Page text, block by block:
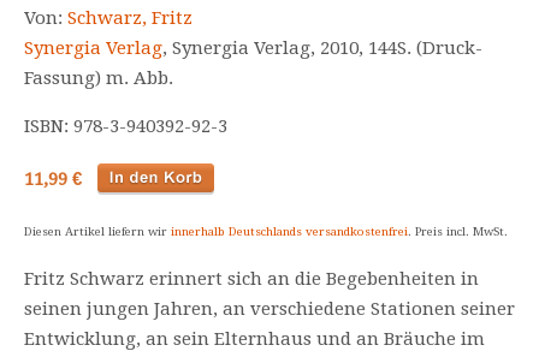
Von: Schwarz, Fritz
Synergia Verlag, Synergia Verlag, 2010, 144S. (Druck-
Fassung) m. Abb.
ISBN: 978-3-940392-92-3
11,99 €
Diesen Artikel liefern wir innerhalb Deutschlands versandkostenfrei. Preis incl. MwSt.
Fritz Schwarz erinnert sich an die Begebenheiten in
seinen jungen Jahren, an verschiedene Stationen seiner
Entwicklung, an sein Elternhaus und an Bräuche im